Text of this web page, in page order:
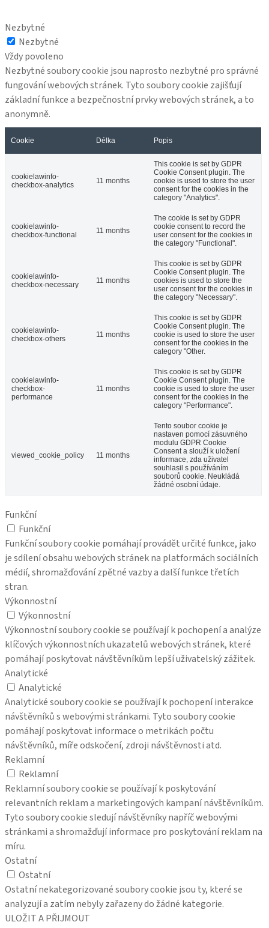
Nezbytné
Nezbytné
Vždy povoleno
Nezbytné soubory cookie jsou naprosto nezbytné pro správné
fungování webových stránek. Tyto soubory cookie zajišťují
základní funkce a bezpečnostní prvky webových stránek, a to
anonymně.
Cookie Délka Popis
cookielawinfo-
checkbox-analytics
11 months
This cookie is set by GDPR
Cookie Consent plugin. The
cookie is used to store the user
consent for the cookies in the
category "Analytics".
cookielawinfo-
checkbox-functional
11 months
The cookie is set by GDPR
cookie consent to record the
user consent for the cookies in
the category "Functional".
cookielawinfo-
checkbox-necessary
11 months
This cookie is set by GDPR
Cookie Consent plugin. The
cookies is used to store the
user consent for the cookies in
the category "Necessary".
cookielawinfo-
checkbox-others
11 months
This cookie is set by GDPR
Cookie Consent plugin. The
cookie is used to store the user
consent for the cookies in the
category "Other.
cookielawinfo-
checkbox-
performance
11 months
This cookie is set by GDPR
Cookie Consent plugin. The
cookie is used to store the user
consent for the cookies in the
category "Performance".
viewed_cookie_policy 11 months
Tento soubor cookie je
nastaven pomocí zásuvného
modulu GDPR Cookie
Consent a slouží k uložení
informace, zda uživatel
souhlasil s používáním
souborů cookie. Neukládá
žádné osobní údaje.
Funkční
Funkční
Funkční soubory cookie pomáhají provádět určité funkce, jako
je sdílení obsahu webových stránek na platformách sociálních
médií, shromažďování zpětné vazby a další funkce třetích
stran.
Výkonnostní
Výkonnostní
Výkonnostní soubory cookie se používají k pochopení a analýze
klíčových výkonnostních ukazatelů webových stránek, které
pomáhají poskytovat návštěvníkům lepší uživatelský zážitek.
Analytické
Analytické
Analytické soubory cookie se používají k pochopení interakce
návštěvníků s webovými stránkami. Tyto soubory cookie
pomáhají poskytovat informace o metrikách počtu
návštěvníků, míře odskočení, zdroji návštěvnosti atd.
Reklamní
Reklamní
Reklamní soubory cookie se používají k poskytování
relevantních reklam a marketingových kampaní návštěvníkům.
Tyto soubory cookie sledují návštěvníky napříč webovými
stránkami a shromažďují informace pro poskytování reklam na
míru.
Ostatní
Ostatní
Ostatní nekategorizované soubory cookie jsou ty, které se
analyzují a zatím nebyly zařazeny do žádné kategorie.
ULOŽIT A PŘIJMOUT